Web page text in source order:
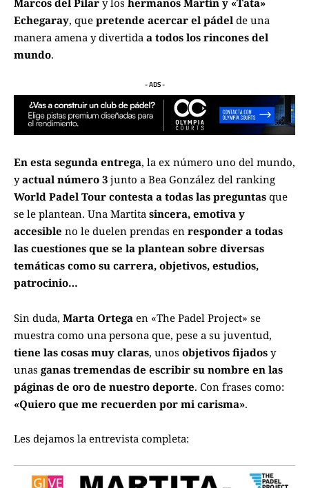
Marcos del Pilar y los hermanos Martín y «Tata»
Echegaray, que pretende acercar el pádel de una
manera amena y divertida a todos los rincones del
mundo.
- ADS -
En esta segunda entrega, la ex número uno del mundo,
yactual número 3 junto a Bea González del ranking
World Padel Tour contesta a todas las preguntas que
se le plantean. Una Martita sincera, emotiva y
accesible no le duelen prendas en responder a todas
las cuestiones que se la plantean sobre diversas
temáticas como su carrera, objetivos, estudios,
patrocinio…
Sin duda, Marta Ortega en «The Padel Project» se
muestra como una persona que, pese a su juventud,
tiene las cosas muy claras, unos objetivos fijados y
unas ganas tremendas de escribir su nombre en las
páginas de oro de nuestro deporte. Con frases como:
«Quiero que me recuerden por mi carisma».
Les dejamos la entrevista completa: